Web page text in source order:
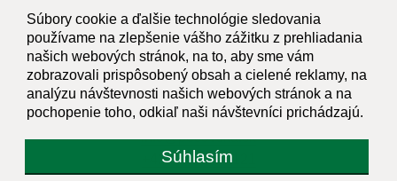
Súbory cookie a ďalšie technológie sledovania
používame na zlepšenie vášho zážitku z prehliadania
našich webových stránok, na to, aby sme vám
zobrazovali prispôsobený obsah a cielené reklamy, na
analýzu návštevnosti našich webových stránok a na
pochopenie toho, odkiaľ naši návštevníci prichádzajú.
Súhlasím
Kontakt:
Obecný úrad Pečovská Nová Ves
Hlavná 33
082 56 Pečovská Nová Ves
info@pecovska.sk
+421 514 583 121